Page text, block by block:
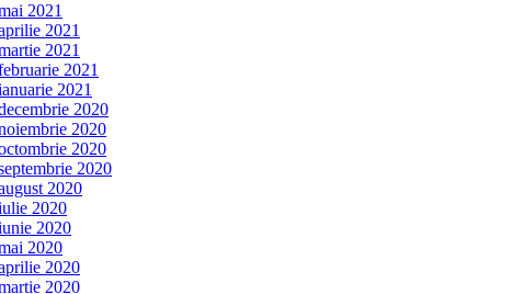
2021
2021
2021
2021
2021
2020
2020
2020
2020
2020
2020
2020
2020
2020
2020